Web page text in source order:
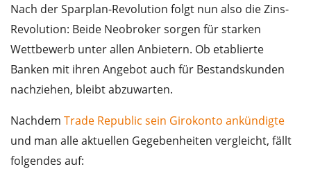
Nach der Sparplan-Revolution folgt nun also die Zins-
Revolution: Beide Neobroker sorgen für starken
Wettbewerb unter allen Anbietern. Ob etablierte
Banken mit ihren Angebot auch für Bestandskunden
nachziehen, bleibt abzuwarten.
Nachdem Trade Republic sein Girokonto ankündigte
und man alle aktuellen Gegebenheiten vergleicht, fällt
folgendes auf: